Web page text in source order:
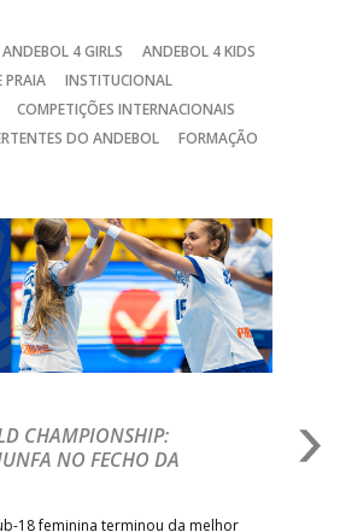
/Pristivus
/
_ - _
MARÍTIMO
ANDEBOL SAD
SC _ - _ AD CARVALHOS
_ - _
ABC DE BRAGA
/Lusíadas Saude
_ - _
ABC DE BRAGA
ACADEMIA
ANDEBOL 4 GIRLS
ANDEBOL 4 KIDS
PRAIA
INSTITUCIONAL
COMPETIÇÕES INTERNACIONAIS
DO ANDEBOL
FORMAÇÃO
CHAMPIONSHIP:
NO FECHO DA
18 feminina terminou da melhor